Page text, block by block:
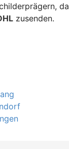
da
zusenden.